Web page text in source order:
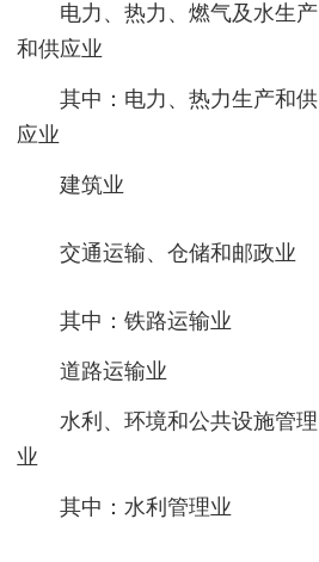
电力、热力、燃气及水生产
和供应业
其中：电力、热力生产和供
应业
建筑业
交通运输、仓储和邮政业
其中：铁路运输业
道路运输业
水利、环境和公共设施管理
业
其中：水利管理业